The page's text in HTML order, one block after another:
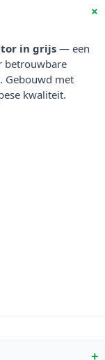
+
in grijs — een
betrouwbare
Gebouwd met
kwaliteit.
+